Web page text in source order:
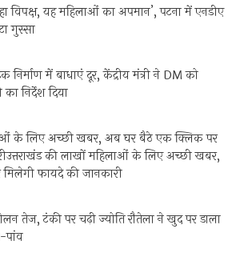
विपक्ष, यह महिलाओं का अपमान’, पटना में एनडीए
गुस्सा
में बाधाएं दूर, केंद्रीय मंत्री ने DM को
निर्देश दिया
के लिए अच्छी खबर, अब घर बैठे एक क्लिक पर
की लाखों महिलाओं के लिए अच्छी खबर,
फायदे की जानकारी
तेज, टंकी पर चढ़ी ज्योति रौतेला ने खुद पर डाला
पांव